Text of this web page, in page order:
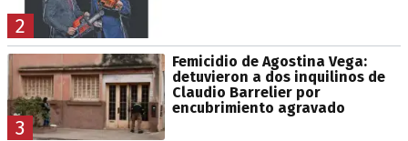
2
3
Femicidio de Agostina Vega:
detuvieron a dos inquilinos de
Claudio Barrelier por
encubrimiento agravado